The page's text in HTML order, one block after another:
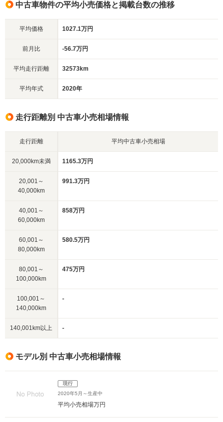
中古車物件の平均小売価格と掲載台数の推移
平均価格 1027.1万円
前月比 -56.7万円
平均走行距離 32573km
平均年式 2020年
走行距離別 中古車小売相場情報
走行距離 平均中古車小売相場
20,000km未満 1165.3万円
20,001～
40,000km
991.3万円
40,001～
60,000km
858万円
60,001～
80,000km
580.5万円
80,001～
100,000km
475万円
100,001～
140,000km
-
140,001km以上 -
モデル別 中古車小売相場情報
現行
2020年5月～生産中
平均小売相場万円